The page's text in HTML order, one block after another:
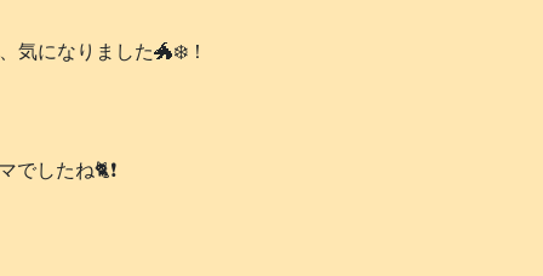
気になりました🐲❄️！
したね🐈️❗️